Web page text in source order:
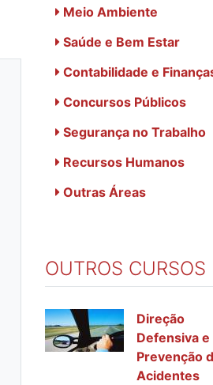
Meio Ambiente
Saúde e Bem Estar
Contabilidade e
Concursos Públicos
Segurança no Trabalho
Recursos Humanos
Outras Áreas
OUTROS CURSOS
Direção
Defensiva e
Prevenção
Acidentes